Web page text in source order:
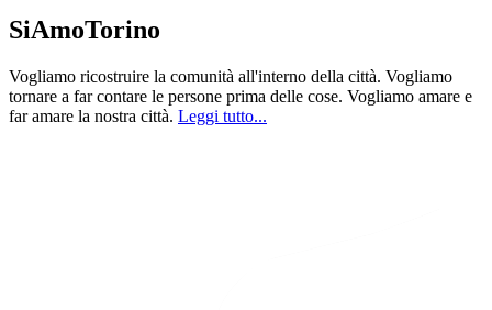
SiAmoTorino
Vogliamo ricostruire la comunità all'interno della città. Vogliamo
tornare a far contare le persone prima delle cose. Vogliamo amare e
far amare la nostra città. Leggi tutto...